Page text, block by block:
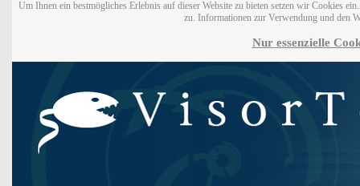
Um Ihnen ein bestmögliches Erlebnis auf dieser Website zu bieten setzen wir Cookies
zu. Informationen zur Verwendung und den
Nur essenzielle